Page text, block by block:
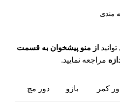
مندی
از منو پیشخوان به قسمت
مراجعه نمایید.
کمر بازو دور مچ